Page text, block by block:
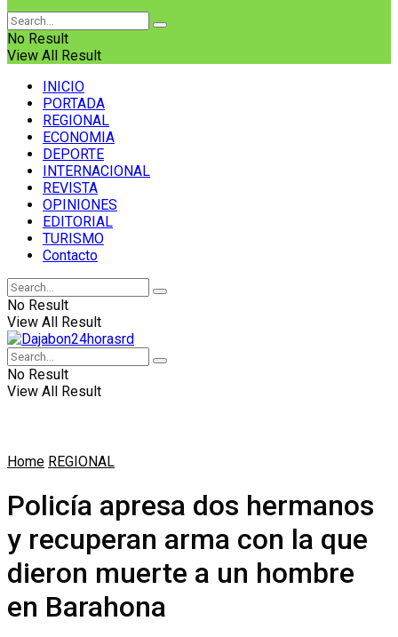
No Result
View All Result
INICIO
PORTADA
REGIONAL
ECONOMIA
DEPORTE
INTERNACIONAL
REVISTA
OPINIONES
EDITORIAL
TURISMO
Contacto
No Result
View All Result
No Result
View All Result
Home REGIONAL
Policía apresa dos hermanos
y recuperan arma con la que
dieron muerte a un hombre
en Barahona